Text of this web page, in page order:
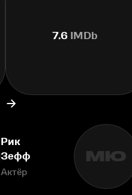
7.6 IMDb
Рик
Зефф
Актёр
МЮ